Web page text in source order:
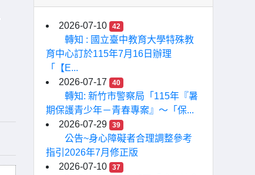
2026-07-10 42
轉知 : 國立臺中教育大學特殊教
育中心訂於115年7月16日辦理
「【E...
2026-07-17
40
轉知: 新竹市警察局「115年『暑
期保護青少年－青春專案』〜「保...
2026-07-29
39
公告~身心障礙者合理調整參考
指引2026年7月修正版
2026-07-10
37